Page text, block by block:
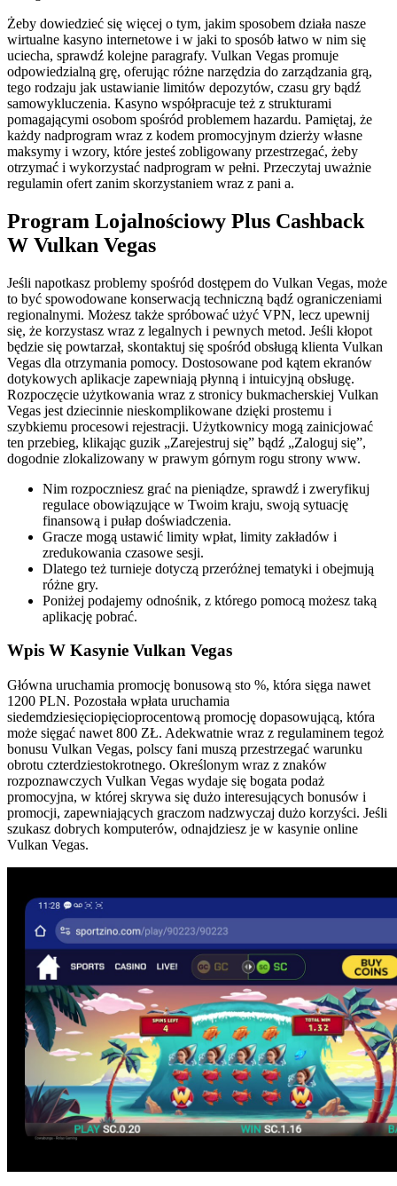
Żeby dowiedzieć się więcej o tym, jakim sposobem działa nasze
wirtualne kasyno internetowe i w jaki to sposób łatwo w nim się
uciecha, sprawdź kolejne paragrafy. Vulkan Vegas promuje
odpowiedzialną grę, oferując różne narzędzia do zarządzania grą,
tego rodzaju jak ustawianie limitów depozytów, czasu gry bądź
samowykluczenia. Kasyno współpracuje też z strukturami
pomagającymi osobom spośród problemem hazardu. Pamiętaj, że
każdy nadprogram wraz z kodem promocyjnym dzierży własne
maksymy i wzory, które jesteś zobligowany przestrzegać, żeby
otrzymać i wykorzystać nadprogram w pełni. Przeczytaj uważnie
regulamin ofert zanim skorzystaniem wraz z pani a.
Program Lojalnościowy Plus Cashback
W Vulkan Vegas
Jeśli napotkasz problemy spośród dostępem do Vulkan Vegas, może
to być spowodowane konserwacją techniczną bądź ograniczeniami
regionalnymi. Możesz także spróbować użyć VPN, lecz upewnij
się, że korzystasz wraz z legalnych i pewnych metod. Jeśli kłopot
będzie się powtarzał, skontaktuj się spośród obsługą klienta Vulkan
Vegas dla otrzymania pomocy. Dostosowane pod kątem ekranów
dotykowych aplikacje zapewniają płynną i intuicyjną obsługę.
Rozpoczęcie użytkowania wraz z stronicy bukmacherskiej Vulkan
Vegas jest dziecinnie nieskomplikowane dzięki prostemu i
szybkiemu procesowi rejestracji. Użytkownicy mogą zainicjować
ten przebieg, klikając guzik „Zarejestruj się” bądź „Zaloguj się”,
dogodnie zlokalizowany w prawym górnym rogu strony www.
Nim rozpoczniesz grać na pieniądze, sprawdź i zweryfikuj
regulace obowiązujące w Twoim kraju, swoją sytuację
finansową i pułap doświadczenia.
Gracze mogą ustawić limity wpłat, limity zakładów i
zredukowania czasowe sesji.
Dlatego też turnieje dotyczą przeróżnej tematyki i obejmują
różne gry.
Poniżej podajemy odnośnik, z którego pomocą możesz taką
aplikację pobrać.
Wpis W Kasynie Vulkan Vegas
Główna uruchamia promocję bonusową sto %, która sięga nawet
1200 PLN. Pozostała wpłata uruchamia
siedemdziesięciopięcioprocentową promocję dopasowującą, która
może sięgać nawet 800 ZŁ. Adekwatnie wraz z regulaminem tegoż
bonusu Vulkan Vegas, polscy fani muszą przestrzegać warunku
obrotu czterdziestokrotnego. Określonym wraz z znaków
rozpoznawczych Vulkan Vegas wydaje się bogata podaż
promocyjna, w której skrywa się dużo interesujących bonusów i
promocji, zapewniających graczom nadzwyczaj dużo korzyści. Jeśli
szukasz dobrych komputerów, odnajdziesz je w kasynie online
Vulkan Vegas.